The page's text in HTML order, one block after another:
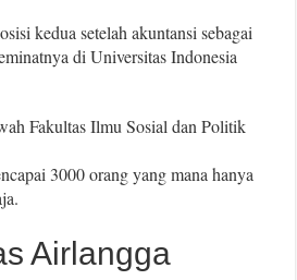
kedua setelah akuntansi sebagai
di Universitas Indonesia
Fakultas Ilmu Sosial dan Politik
3000 orang yang mana hanya
Airlangga